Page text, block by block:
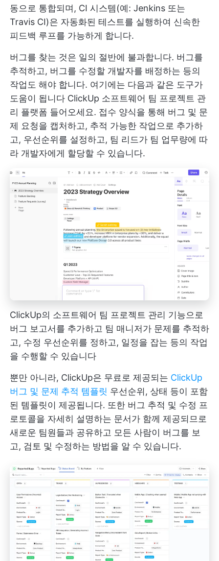
동으로 통합되며, CI 시스템(예: Jenkins 또는
Travis CI)은 자동화된 테스트를 실행하여 신속한
피드백 루프를 가능하게 합니다.
버그를 찾는 것은 일의 절반에 불과합니다. 버그를
추적하고, 버그를 수정할 개발자를 배정하는 등의
작업도 해야 합니다. 여기에는 다음과 같은 도구가
도움이 됩니다 ClickUp 소프트웨어 팀 프로젝트 관
리 플랫폼 들어오세요. 접수 양식을 통해 버그 및 문
제 요청을 캡처하고, 추적 가능한 작업으로 추가하
고, 우선순위를 설정하고, 팀 리드가 팀 업무량에 따
라 개발자에게 할당할 수 있습니다.
ClickUp의 소프트웨어 팀 프로젝트 관리 기능으로
버그 보고서를 추가하고 팀 매니저가 문제를 추적하
고, 수정 우선순위를 정하고, 일정을 잡는 등의 작업
을 수행할 수 있습니다
뿐만 아니라, ClickUp은 무료로 제공되는 ClickUp
버그 및 문제 추적 템플릿 우선순위, 상태 등이 포함
된 템플릿이 제공됩니다. 또한 버그 추적 및 수정 프
로토콜을 자세히 설명하는 문서가 함께 제공되므로
새로운 팀원들과 공유하고 모든 사람이 버그를 보
고, 검토 및 수정하는 방법을 알 수 있습니다.